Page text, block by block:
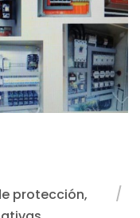
protección,